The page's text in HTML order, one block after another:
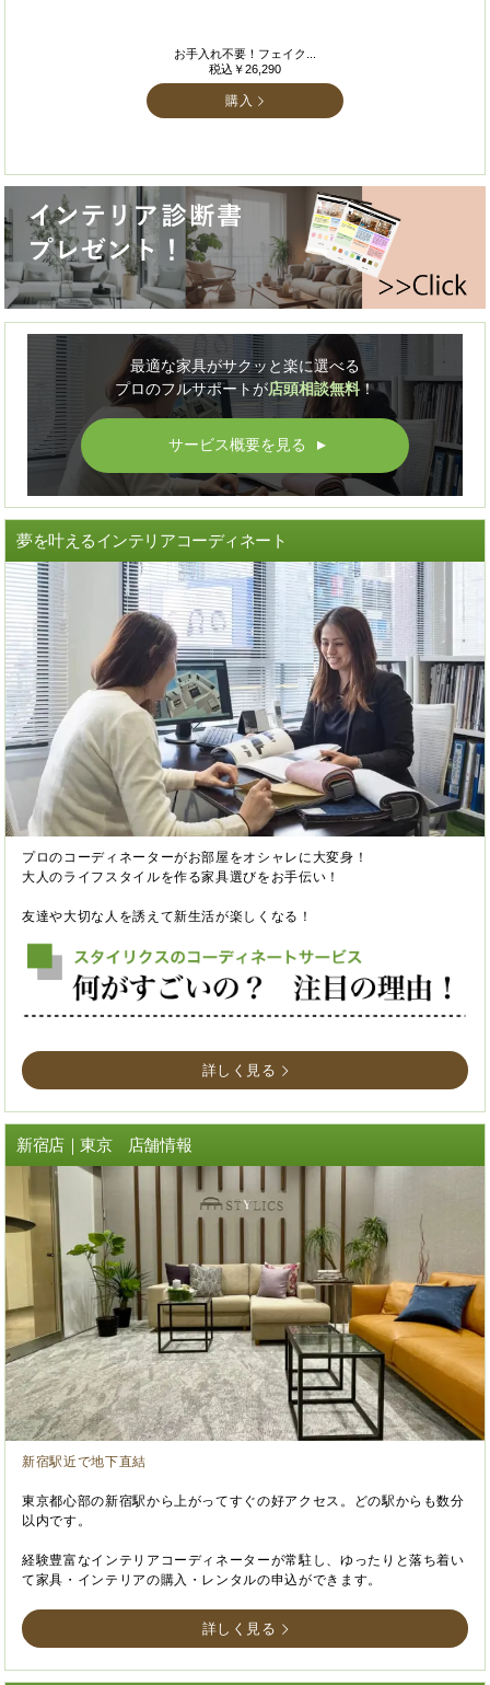
お手入れ不要！フェイク...
税込￥26,290
購入
最適な家具がサクッと楽に選べる
プロのフルサポートが店頭相談無料！
サービス概要を見る ▲
夢を叶えるインテリアコーディネート
プロのコーディネーターがお部屋をオシャレに大変身！
大人のライフスタイルを作る家具選びをお手伝い！
友達や大切な人を誘えて新生活が楽しくなる！
詳しく見る
新宿店｜東京 店舗情報
新宿駅近で地下直結
東京都心部の新宿駅から上がってすぐの好アクセス。どの駅からも数分
以内です。
経験豊富なインテリアコーディネーターが常駐し、ゆったりと落ち着い
て家具・インテリアの購入・レンタルの申込ができます。
詳しく見る